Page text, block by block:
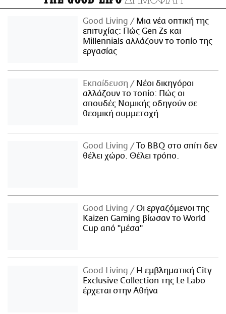
Good Living
Μια νέα οπτική της
επιτυχίας: Πώς Gen Zs και
Millennials αλλάζουν το τοπίο της
εργασίας
Εκπαίδευση
Νέοι δικηγόροι
αλλάζουν το τοπίο: Πώς οι
σπουδές Νομικής οδηγούν σε
θεσμική συμμετοχή
Good Living
Το BBQ στο σπίτι δεν
θέλει χώρο. Θέλει τρόπο.
Good Living
Οι εργαζόμενοι της
Kaizen Gaming βίωσαν το World
Cup από "μέσα"
Good Living
Η εμβληματική City
Exclusive Collection της Le Labo
έρχεται στην Αθήνα